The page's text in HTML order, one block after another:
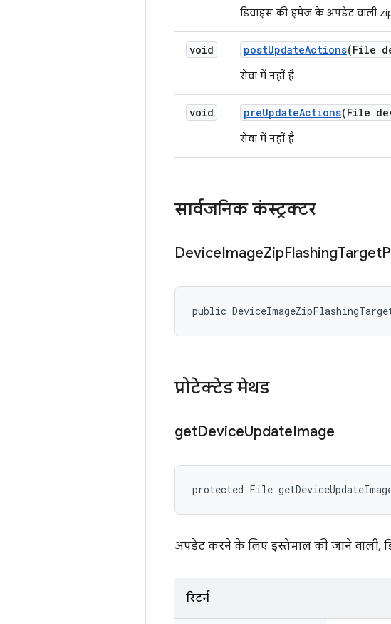
डिवाइस की इमेज के अपडेट वाली
void postUpdateActions(File
सेवा में नहीं है
void preUpdateActions(File
सेवा में नहीं है
सार्वजनिक कंस्ट्रक्टर
DeviceImageZipFlashingTarget
public
प्रोटेक्टेड मेथड
getDeviceUpdateImage
protected File
अपडेट करने के लिए इस्तेमाल की जाने वाली,
रिटर्न